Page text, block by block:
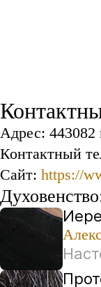
Адрес: 443082
Контактный
Сайт: https://